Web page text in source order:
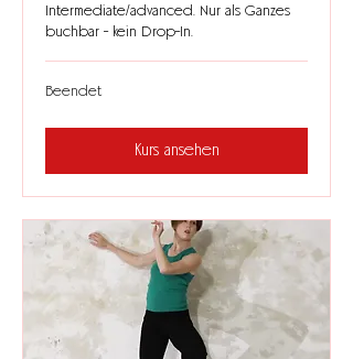
Intermediate/advanced. Nur als Ganzes
buchbar - kein Drop-In.
Beendet
Kurs ansehen